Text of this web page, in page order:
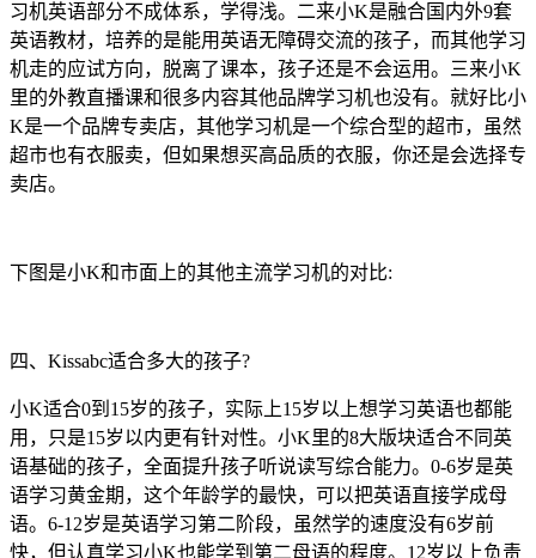
习机英语部分不成体系，学得浅。二来小K是融合国内外9套
英语教材，培养的是能用英语无障碍交流的孩子，而其他学习
机走的应试方向，脱离了课本，孩子还是不会运用。三来小K
里的外教直播课和很多内容其他品牌学习机也没有。就好比小
K是一个品牌专卖店，其他学习机是一个综合型的超市，虽然
超市也有衣服卖，但如果想买高品质的衣服，你还是会选择专
卖店。
下图是小K和市面上的其他主流学习机的对比:
四、Kissabc适合多大的孩子?
小K适合0到15岁的孩子，实际上15岁以上想学习英语也都能
用，只是15岁以内更有针对性。小K里的8大版块适合不同英
语基础的孩子，全面提升孩子听说读写综合能力。0-6岁是英
语学习黄金期，这个年龄学的最快，可以把英语直接学成母
语。6-12岁是英语学习第二阶段，虽然学的速度没有6岁前
快，但认真学习小K也能学到第二母语的程度。12岁以上负责